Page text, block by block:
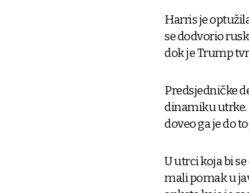
Harris je
se dodvorio
dok je Trump
Predsjedničke
dinamiku utrke.
doveo ga je do
U utrci koja bi
mali pomak u